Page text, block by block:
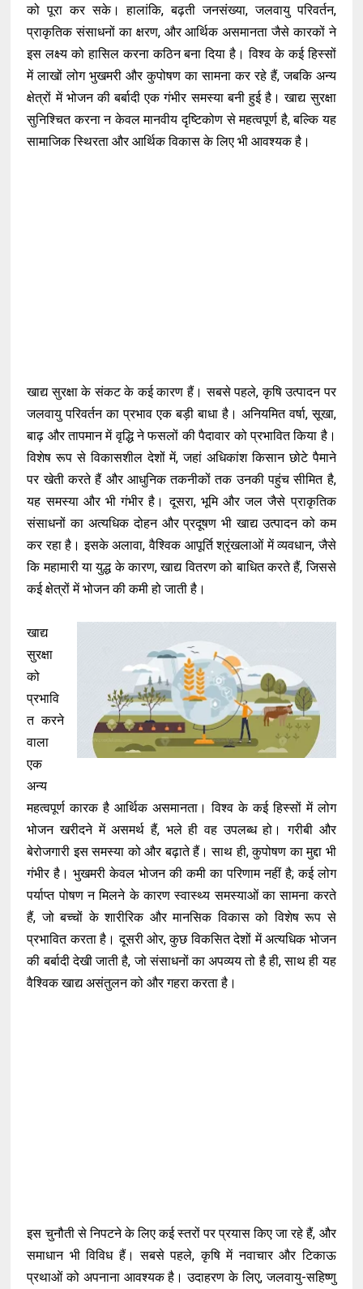
को पूरा कर सके। हालांकि, बढ़ती जनसंख्या, जलवायु परिवर्तन,
प्राकृतिक संसाधनों का क्षरण, और आर्थिक असमानता जैसे कारकों ने
इस लक्ष्य को हासिल करना कठिन बना दिया है। विश्व के कई हिस्सों
में लाखों लोग भुखमरी और कुपोषण का सामना कर रहे हैं, जबकि अन्य
क्षेत्रों में भोजन की बर्बादी एक गंभीर समस्या बनी हुई है। खाद्य सुरक्षा
सुनिश्चित करना न केवल मानवीय दृष्टिकोण से महत्वपूर्ण है, बल्कि यह
सामाजिक स्थिरता और आर्थिक विकास के लिए भी आवश्यक है।
खाद्य सुरक्षा के संकट के कई कारण हैं। सबसे पहले, कृषि उत्पादन पर
जलवायु परिवर्तन का प्रभाव एक बड़ी बाधा है। अनियमित वर्षा, सूखा,
बाढ़ और तापमान में वृद्धि ने फसलों की पैदावार को प्रभावित किया है।
विशेष रूप से विकासशील देशों में, जहां अधिकांश किसान छोटे पैमाने
पर खेती करते हैं और आधुनिक तकनीकों तक उनकी पहुंच सीमित है,
यह समस्या और भी गंभीर है। दूसरा, भूमि और जल जैसे प्राकृतिक
संसाधनों का अत्यधिक दोहन और प्रदूषण भी खाद्य उत्पादन को कम
कर रहा है। इसके अलावा, वैश्विक आपूर्ति श्रृंखलाओं में व्यवधान, जैसे
कि महामारी या युद्ध के कारण, खाद्य वितरण को बाधित करते हैं, जिससे
कई क्षेत्रों में भोजन की कमी हो जाती है।
खाद्य
सुरक्षा
को
प्रभावि
त करने
वाला
एक
अन्य
महत्वपूर्ण कारक है आर्थिक असमानता। विश्व के कई हिस्सों में लोग
भोजन खरीदने में असमर्थ हैं, भले ही वह उपलब्ध हो। गरीबी और
बेरोजगारी इस समस्या को और बढ़ाते हैं। साथ ही, कुपोषण का मुद्दा भी
गंभीर है। भुखमरी केवल भोजन की कमी का परिणाम नहीं है; कई लोग
पर्याप्त पोषण न मिलने के कारण स्वास्थ्य समस्याओं का सामना करते
हैं, जो बच्चों के शारीरिक और मानसिक विकास को विशेष रूप से
प्रभावित करता है। दूसरी ओर, कुछ विकसित देशों में अत्यधिक भोजन
की बर्बादी देखी जाती है, जो संसाधनों का अपव्यय तो है ही, साथ ही यह
वैश्विक खाद्य असंतुलन को और गहरा करता है।
इस चुनौती से निपटने के लिए कई स्तरों पर प्रयास किए जा रहे हैं, और
समाधान भी विविध हैं। सबसे पहले, कृषि में नवाचार और टिकाऊ
प्रथाओं को अपनाना आवश्यक है। उदाहरण के लिए, जलवायु-सहिष्णु